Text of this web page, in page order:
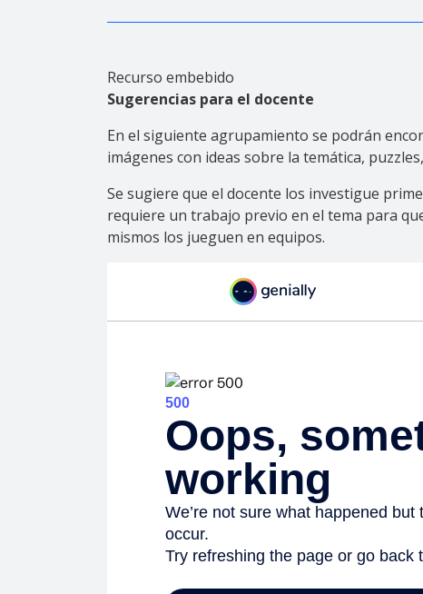
Recurso embebido
Sugerencias para el docente
En el siguiente agrupamiento se podrán
imágenes con ideas sobre la temática,
Se sugiere que el docente los investigue
requiere un trabajo previo en el tema para
mismos los jueguen en equipos.